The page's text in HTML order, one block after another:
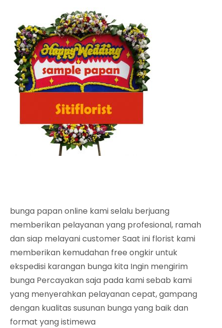
bunga papan online kami selalu berjuang
memberikan pelayanan yang profesional, ramah
dan siap melayani customer Saat ini florist kami
memberikan kemudahan free ongkir untuk
ekspedisi karangan bunga kita Ingin mengirim
bunga Percayakan saja pada kami sebab kami
yang menyerahkan pelayanan cepat, gampang
dengan kualitas susunan bunga yang baik dan
format yang istimewa